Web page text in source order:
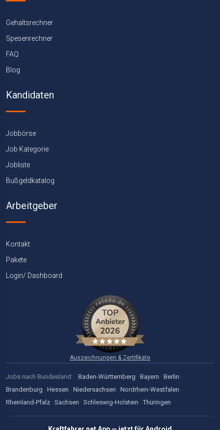
Gehaltsrechner
Spesenrechner
FAQ
Blog
Kandidaten
Jobbörse
Job Kategorie
Jobliste
Bußgeldkatalog
Arbeitgeber
Kontakt
Pakete
Login/ Dashboard
Auszeichnungen & Zertifikate
Jobs nach Bundesland: Baden-Württemberg · Bayern · Berlin ·
Brandenburg · Hessen · Niedersachsen · Nordrhein-Westfalen ·
Rheinland-Pfalz · Sachsen · Schleswig-Holstein · Thüringen